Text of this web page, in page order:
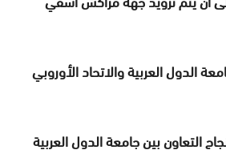
الدول العربية والاتحاد الأوروبي
التعاون بين جامعة الدول العربية